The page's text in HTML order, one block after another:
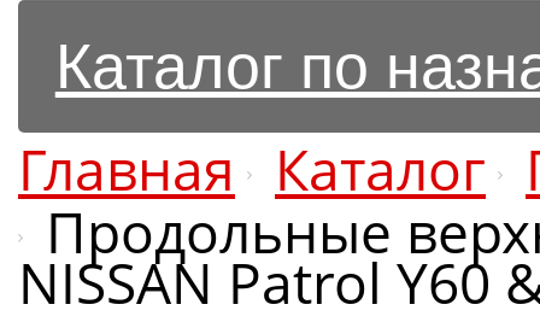
Каталог по
Главная Каталог
Продольные
NISSAN Patrol Y60